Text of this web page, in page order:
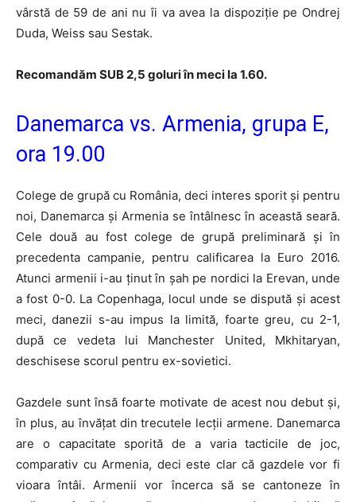
vârstă de 59 de ani nu îi va avea la dispoziție pe Ondrej
Duda, Weiss sau Sestak.
Recomandăm SUB 2,5 goluri în meci la 1.60.
Danemarca vs. Armenia, grupa E,
ora 19.00
Colege de grupă cu România, deci interes sporit și pentru
noi, Danemarca și Armenia se întâlnesc în această seară.
Cele două au fost colege de grupă preliminară și în
precedenta campanie, pentru calificarea la Euro 2016.
Atunci armenii i-au ținut în șah pe nordici la Erevan, unde
a fost 0-0. La Copenhaga, locul unde se dispută și acest
meci, danezii s-au impus la limită, foarte greu, cu 2-1,
după ce vedeta lui Manchester United, Mkhitaryan,
deschisese scorul pentru ex-sovietici.
Gazdele sunt însă foarte motivate de acest nou debut și,
în plus, au învățat din trecutele lecții armene. Danemarca
are o capacitate sporită de a varia tacticile de joc,
comparativ cu Armenia, deci este clar că gazdele vor fi
vioara întâi. Armenii vor încerca să se cantoneze în